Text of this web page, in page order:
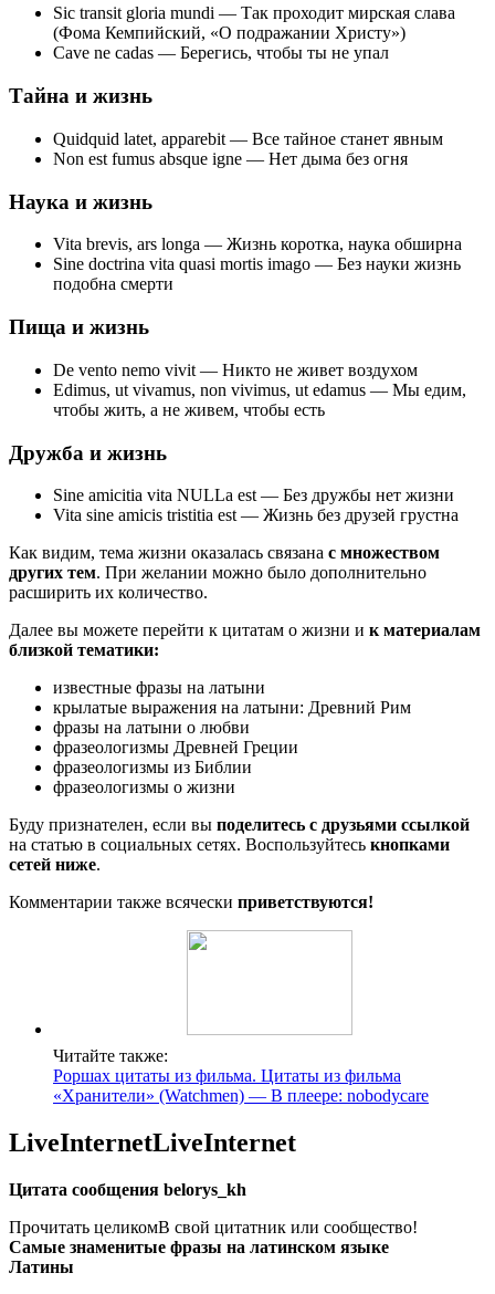
Sic transit gloria mundi — Так проходит мирская слава
(Фома Кемпийский, «О подражании Христу»)
Cave ne cadas — Берегись, чтобы ты не упал
Тайна и жизнь
Quidquid latet, apparebit — Все тайное станет явным
Non est fumus absque igne — Нет дыма без огня
Наука и жизнь
Vita brevis, ars longa — Жизнь коротка, наука обширна
Sine doctrina vita quasi mortis imago — Без науки жизнь
подобна смерти
Пища и жизнь
De vento nemo vivit — Никто не живет воздухом
Edimus, ut vivamus, non vivimus, ut edamus — Мы едим,
чтобы жить, а не живем, чтобы есть
Дружба и жизнь
Sine amicitia vita NULLa est — Без дружбы нет жизни
Vita sine amicis tristitia est — Жизнь без друзей грустна
Как видим, тема жизни оказалась связана с множеством
других тем. При желании можно было дополнительно
расширить их количество.
Далее вы можете перейти к цитатам о жизни и к материалам
близкой тематики:
известные фразы на латыни
крылатые выражения на латыни: Древний Рим
фразы на латыни о любви
фразеологизмы Древней Греции
фразеологизмы из Библии
фразеологизмы о жизни
Буду признателен, если вы поделитесь с друзьями ссылкой
на статью в социальных сетях. Воспользуйтесь кнопками
сетей ниже.
Комментарии также всячески приветствуются!
Читайте также:
Роршах цитаты из фильма. Цитаты из фильма
«Хранители» (Watchmen) — В плеере: nobodycare
LiveInternetLiveInternet
Цитата сообщения belorys_kh
Прочитать целикомВ свой цитатник или сообщество!
Самые знаменитые фразы на латинском языке
Латины